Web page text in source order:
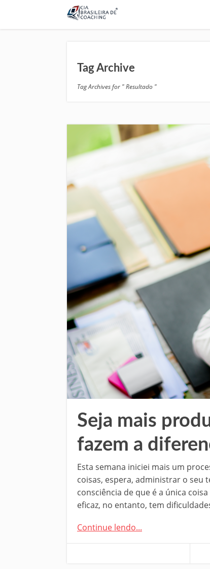
Tag Archive
Tag Archives for " Resultado "
Seja mais
fazem a
Esta semana iniciei mais um
coisas, espera, administrar o seu
consciência de que é a única
eficaz, no entanto, tem
Continue lendo...